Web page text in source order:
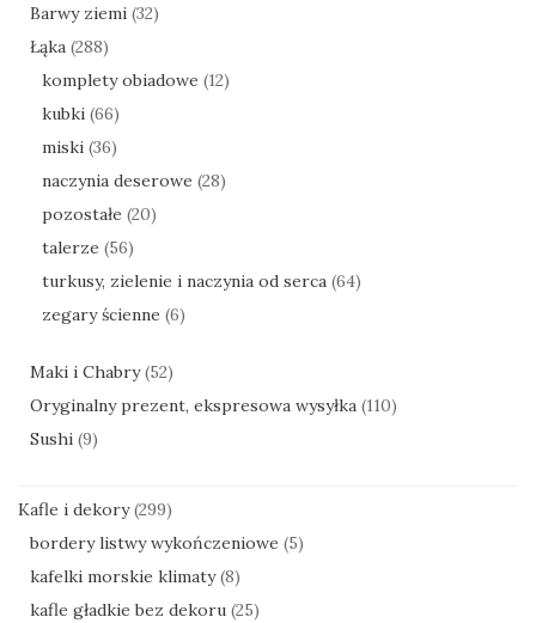
Barwy ziemi (32)
Łąka (288)
komplety obiadowe (12)
kubki (66)
miski (36)
naczynia deserowe (28)
pozostałe (20)
talerze (56)
turkusy, zielenie i naczynia od serca (64)
zegary ścienne (6)
Maki i Chabry (52)
Oryginalny prezent, ekspresowa wysyłka (110)
Sushi (9)
Kafle i dekory (299)
bordery listwy wykończeniowe (5)
kafelki morskie klimaty (8)
kafle gładkie bez dekoru (25)